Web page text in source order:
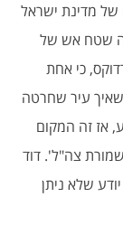
של מדינת ישראל
שטח אש של
כי אחת
עיר שחרטה
אז זה המקום
צה"ל'. דוד
שלא ניתן